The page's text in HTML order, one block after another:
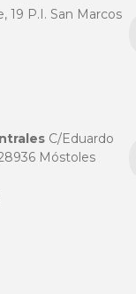
19 P.I. San Marcos
C/Eduardo
Móstoles